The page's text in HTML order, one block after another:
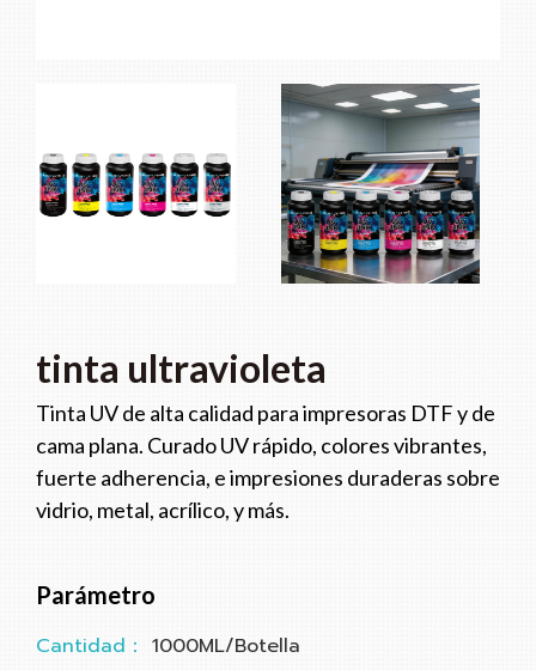
tinta ultravioleta
Tinta UV de alta calidad para impresoras DTF y de
cama plana. Curado UV rápido, colores vibrantes,
fuerte adherencia, e impresiones duraderas sobre
vidrio, metal, acrílico, y más.
Parámetro
Cantidad： 1000ML/Botella